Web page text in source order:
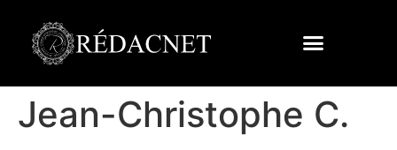
Jean-Christophe C.